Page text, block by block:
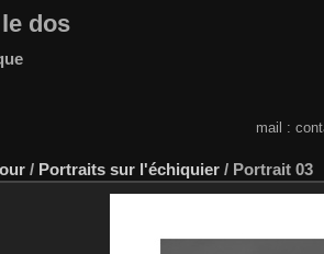
dos
mail :
/ Portraits sur l'échiquier / Portrait 03